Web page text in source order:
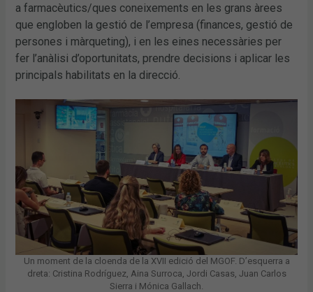
a farmacèutics/ques coneixements en les grans àrees
que engloben la gestió de l’empresa (finances, gestió de
persones i màrqueting), i en les eines necessàries per
fer l’anàlisi d’oportunitats, prendre decisions i aplicar les
principals habilitats en la direcció.
Un moment de la cloenda de la XVII edició del MGOF. D’esquerra a
dreta: Cristina Rodríguez, Aina Surroca, Jordi Casas, Juan Carlos
Sierra i Mónica Gallach.